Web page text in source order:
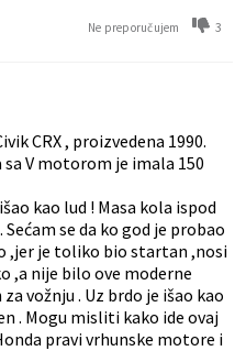
Ne preporučujem 3
CRX , proizvedena 1990.
V motorom je imala 150
kao lud ! Masa kola ispod
se da ko god je probao
,jer je toliko bio startan ,nosi
nije bilo ove moderne
vožnju . Uz brdo je išao kao
. Mogu misliti kako ide ovaj
pravi vrhunske motore i